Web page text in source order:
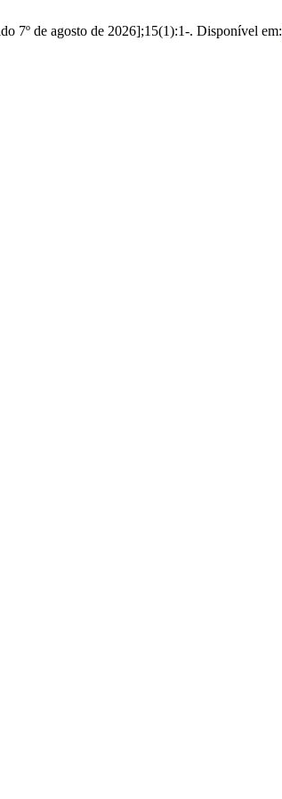
7º de agosto de 2026];15(1):1-. Disponível em: